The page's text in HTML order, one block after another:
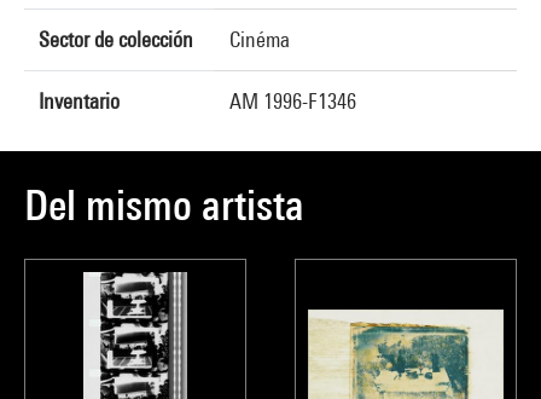
Sector de colección Cinéma
Inventario AM 1996-F1346
Del mismo artista